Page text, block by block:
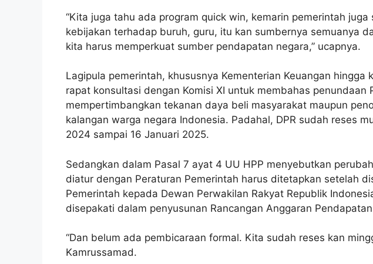
“Kita juga tahu ada program quick win, kemarin pemerintah
kebijakan terhadap buruh, guru, itu kan sumbernya semuanya
kita harus memperkuat sumber pendapatan negara,” ucapnya.
Lagipula pemerintah, khususnya Kementerian Keuangan hingga
rapat konsultasi dengan Komisi XI untuk membahas penundaan
mempertimbangkan tekanan daya beli masyarakat maupun
kalangan warga negara Indonesia. Padahal, DPR sudah reses
2024 sampai 16 Januari 2025.
Sedangkan dalam Pasal 7 ayat 4 UU HPP menyebutkan
diatur dengan Peraturan Pemerintah harus ditetapkan setelah
Pemerintah kepada Dewan Perwakilan Rakyat Republik
disepakati dalam penyusunan Rancangan Anggaran
“Dan belum ada pembicaraan formal. Kita sudah reses kan
Kamrussamad.